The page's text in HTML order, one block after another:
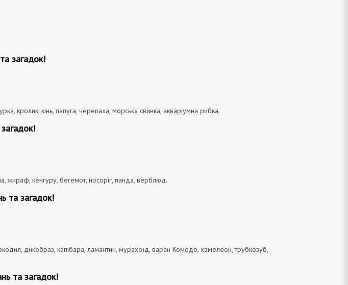
загадок!
, кролик, кінь, папуга, черепаха, морська свинка, акваріумна рибка.
жираф, кенгуру, бегемот, носоріг, панда, верблюд.
та загадок!
дикобраз, капібара, ламантин, мурахоїд, варан Комодо, хамелеон, трубкозуб,
та загадок!